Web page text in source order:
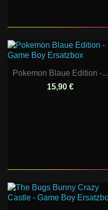
Pokemon Blaue Edition -...
15,90 €